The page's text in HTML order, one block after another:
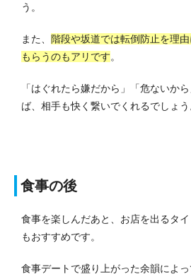
う。
また、 階段や坂道では転倒防止を理
もらうのもアリです。
「はぐれたら嫌だから」「危ないか
ば、相手も快く繋いでくれるでしょう
食事の後
食事を楽しんだあと、お店を出るタ
もおすすめです。
食事デートで盛り上がった余韻によ